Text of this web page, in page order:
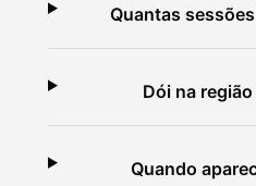
Quantas
Dói na
Quando